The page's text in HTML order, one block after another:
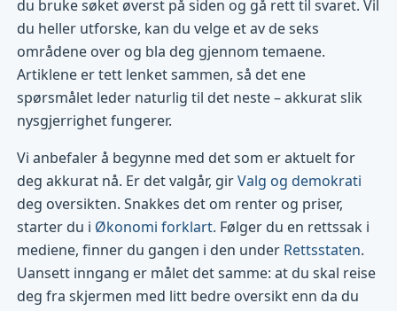
du bruke søket øverst på siden og gå rett til svaret. Vil
du heller utforske, kan du velge et av de seks
områdene over og bla deg gjennom temaene.
Artiklene er tett lenket sammen, så det ene
spørsmålet leder naturlig til det neste – akkurat slik
nysgjerrighet fungerer.
Vi anbefaler å begynne med det som er aktuelt for
deg akkurat nå. Er det valgår, girValg og demokrati
deg oversikten. Snakkes det om renter og priser,
starter du i Økonomi forklart. Følger du en rettssak i
mediene, finner du gangen i den under Rettsstaten.
Uansett inngang er målet det samme: at du skal reise
deg fra skjermen med litt bedre oversikt enn da du